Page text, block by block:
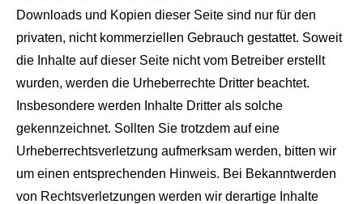
Downloads und Kopien dieser Seite sind nur für den
privaten, nicht kommerziellen Gebrauch gestattet. Soweit
die Inhalte auf dieser Seite nicht vom Betreiber erstellt
wurden, werden die Urheberrechte Dritter beachtet.
Insbesondere werden Inhalte Dritter als solche
gekennzeichnet. Sollten Sie trotzdem auf eine
Urheberrechtsverletzung aufmerksam werden, bitten wir
um einen entsprechenden Hinweis. Bei Bekanntwerden
von Rechtsverletzungen werden wir derartige Inhalte